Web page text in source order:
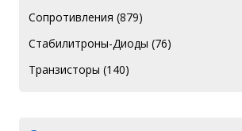
Сопротивления (879)
Стабилитроны-Диоды (76)
Транзисторы (140)